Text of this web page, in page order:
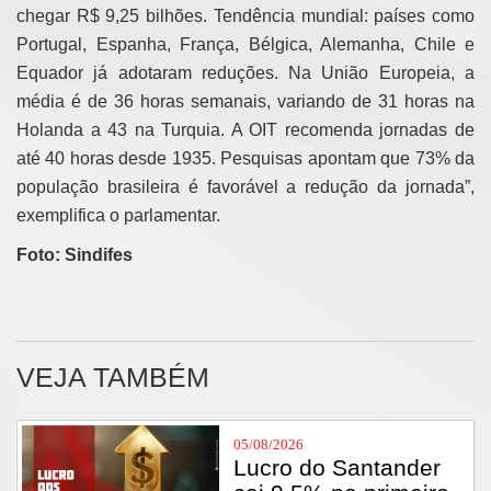
chegar R$ 9,25 bilhões. Tendência mundial: países como
Portugal, Espanha, França, Bélgica, Alemanha, Chile e
Equador já adotaram reduções. Na União Europeia, a
média é de 36 horas semanais, variando de 31 horas na
Holanda a 43 na Turquia. A OIT recomenda jornadas de
até 40 horas desde 1935. Pesquisas apontam que 73% da
população brasileira é favorável a redução da jornada”,
exemplifica o parlamentar.
Foto: Sindifes
VEJA TAMBÉM
05/08/2026
Lucro do Santander